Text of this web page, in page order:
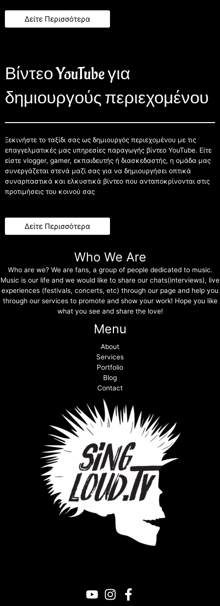
Δείτε Περισσότερα
Βίντεο YouTube για
δημιουργούς περιεχομένου
Ξεκινήστε το ταξίδι σας ως δημιουργός περιεχομένου με τις
επαγγελματικές μας υπηρεσίες παραγωγής βίντεο YouTube. Είτε
είστε vlogger, gamer, εκπαιδευτής ή διασκεδαστής, η ομάδα μας
συνεργάζεται στενά μαζί σας για να δημιουργήσει οπτικά
συναρπαστικά και ελκυστικά βίντεο που ανταποκρίνονται στις
προτιμήσεις του κοινού σας
Δείτε Περισσότερα
Who We Are
Who are we? We are fans, a group of people dedicated to music.
Music is our life and we would like to share our chats(interviews), live
experiences (festivals, concerts, etc) through our page and help you
through our services to promote and show your work! Hope you like
what you see and share the love!
Menu
About
Services
Portfolio
Blog
Contact